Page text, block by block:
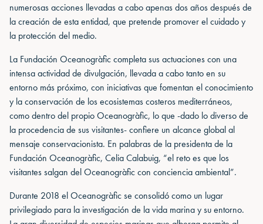
numerosas acciones llevadas a cabo apenas dos años después de
la creación de esta entidad, que pretende promover el cuidado y
la protección del medio.
La Fundación Oceanogràfic completa sus actuaciones con una
intensa actividad de divulgación, llevada a cabo tanto en su
entorno más próximo, con iniciativas que fomentan el conocimiento
y la conservación de los ecosistemas costeros mediterráneos,
como dentro del propio Oceanogràfic, lo que -dado lo diverso de
la procedencia de sus visitantes- confiere un alcance global al
mensaje conservacionista. En palabras de la presidenta de la
Fundación Oceanogràfic, Celia Calabuig, “el reto es que los
visitantes salgan del Oceanogràfic con conciencia ambiental”.
Durante 2018 el Oceanogràfic se consolidó como un lugar
privilegiado para la investigación de la vida marina y su entorno.